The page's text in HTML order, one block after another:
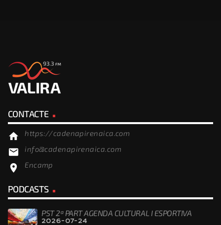
CONTACTE
home https://cadenapirenaica.com
email info@cadenapirenaica.com
location_on Encamp
PODCASTS
PST 2ª PART AGENDA CULTURAL I ESPORTIVA
2026-07-24